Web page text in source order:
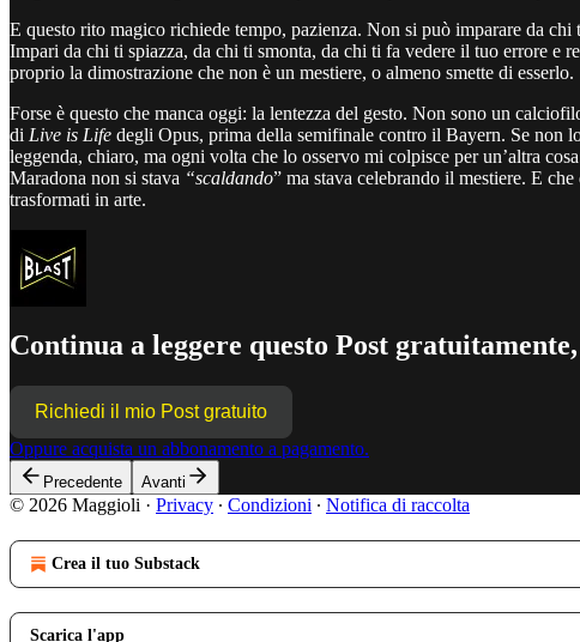
E questo rito magico richiede tempo, pazienza. Non si può imparare da chi
Impari da chi ti spiazza, da chi ti smonta, da chi ti fa vedere il tuo errore e
proprio la dimostrazione che non è un mestiere, o almeno smette di esserlo.
Forse è questo che manca oggi: la lentezza del gesto. Non sono un
di Live is Life degli Opus, prima della semifinale contro il Bayern. Se non
leggenda, chiaro, ma ogni volta che lo osservo mi colpisce per un’altra
Maradona non si stava “scaldando” ma stava celebrando il mestiere. E
trasformati in arte.
Continua a leggere questo Post
Richiedi il mio Post gratuito
Oppure acquista un abbonamento a pagamento.
Precedente Avanti
© 2026 Maggioli · Privacy ∙ Condizioni ∙ Notifica di raccolta
Crea il tuo Substack
Scarica l'app